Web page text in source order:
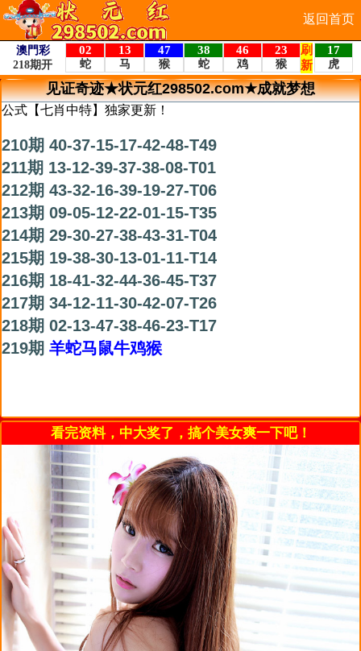
返回首页
见证奇迹★状元红298502.com★成就梦想
公式【七肖中特】独家更新！
210期 40-37-15-17-42-48-T49
211期 13-12-39-37-38-08-T01
212期 43-32-16-39-19-27-T06
213期 09-05-12-22-01-15-T35
214期 29-30-27-38-43-31-T04
215期 19-38-30-13-01-11-T14
216期 18-41-32-44-36-45-T37
217期 34-12-11-30-42-07-T26
218期 02-13-47-38-46-23-T17
219期 羊蛇马鼠牛鸡猴
看完资料，中大奖了，搞个美女爽一下吧！